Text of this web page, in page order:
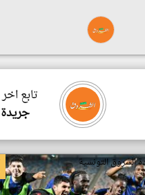
تابع
الشروق التونسية